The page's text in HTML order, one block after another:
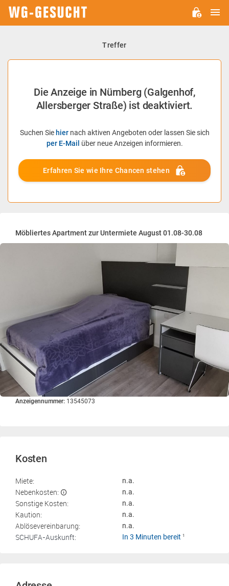
Treffer
Die Anzeige in Nürnberg (Galgenhof,
Allersberger Straße) ist deaktiviert.
Suchen Sie hiernach aktiven Angeboten oder lassen Sie sich
per E-Mail über neue Anzeigen informieren.
Erfahren Sie wie Ihre Chancen stehen
Möbliertes Apartment zur Untermiete August 01.08-30.08
Anzeigennummer: 13545073
Kosten
Miete: n.a.
Nebenkosten: n.a.
Sonstige Kosten: n.a.
Kaution: n.a.
Ablösevereinbarung: n.a.
SCHUFA-Auskunft: In 3 Minuten bereit 1